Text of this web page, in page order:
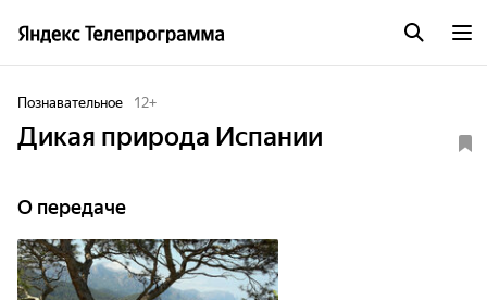
Познавательное 12+
Дикая природа Испании
О передаче